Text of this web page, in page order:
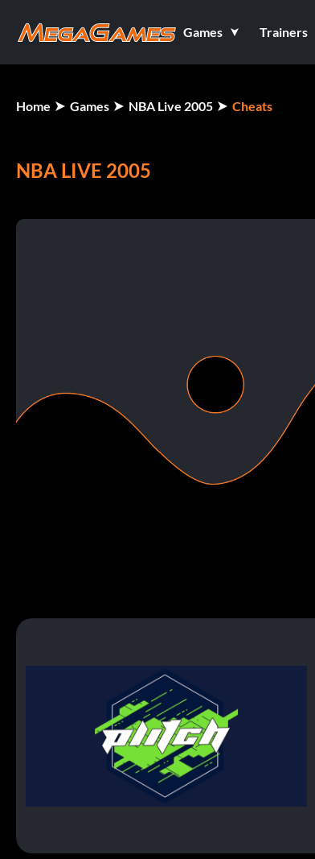
Games Trainers
Home Games NBA Live 2005 Cheats
NBA LIVE 2005